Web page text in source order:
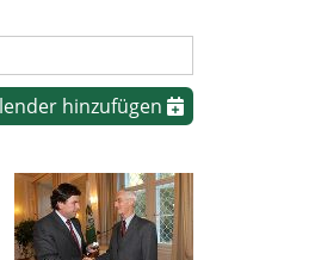
hinzufügen